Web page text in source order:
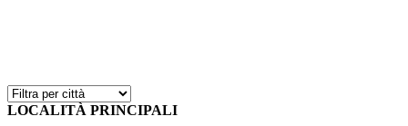
LOCALITÀ PRINCIPALI